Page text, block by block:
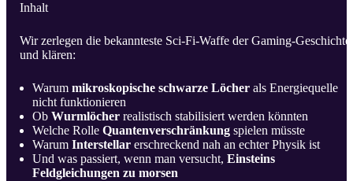
Inhalt
Wir zerlegen die bekannteste Sci-Fi-Waffe der Gaming-Geschichte
und klären:
Warum mikroskopische schwarze Löcher als Energiequelle
nicht funktionieren
Ob Wurmlöcher realistisch stabilisiert werden könnten
Welche Rolle Quantenverschränkung spielen müsste
Warum Interstellar erschreckend nah an echter Physik ist
Und was passiert, wenn man versucht, Einsteins
Feldgleichungen zu morsen